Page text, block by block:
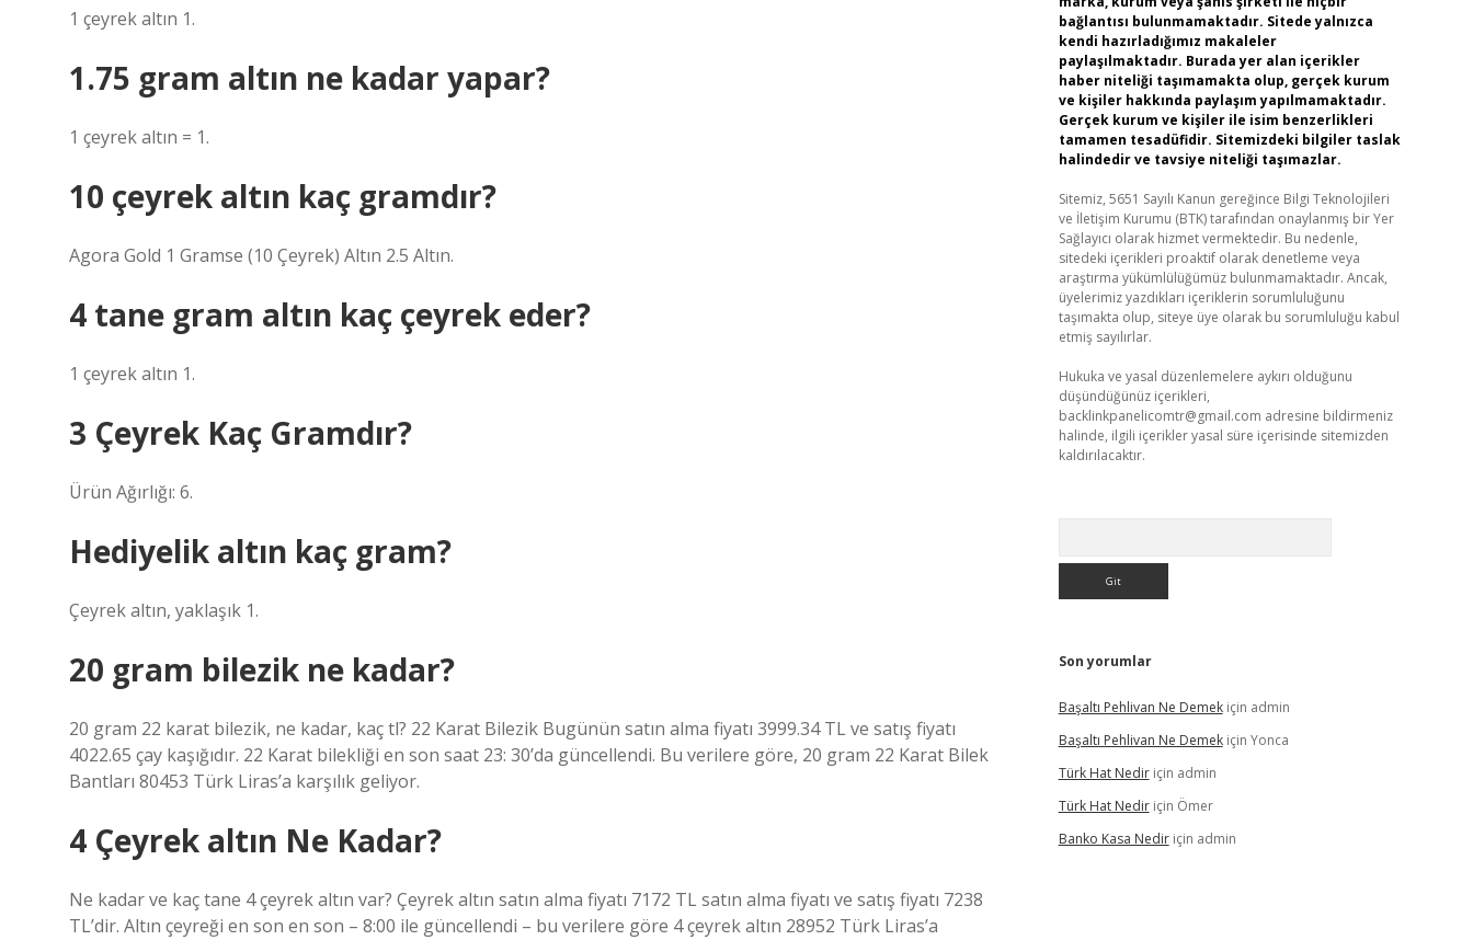
1 çeyrek altın 1.
1.75 gram altın ne kadar yapar?
1 çeyrek altın = 1.
10 çeyrek altın kaç gramdır?
Agora Gold 1 Gramse (10 Çeyrek) Altın 2.5 Altın.
4 tane gram altın kaç çeyrek eder?
1 çeyrek altın 1.
3 Çeyrek Kaç Gramdır?
Ürün Ağırlığı: 6.
Hediyelik altın kaç gram?
Çeyrek altın, yaklaşık 1.
20 gram bilezik ne kadar?
20 gram 22 karat bilezik, ne kadar, kaç tl? 22 Karat Bilezik Bugünün satın alma fiyatı 3999.34 TL ve satış fiyatı
4022.65 çay kaşığıdır. 22 Karat bilekliği en son saat 23: 30’da güncellendi. Bu verilere göre, 20 gram 22 Karat Bilek
Bantları 80453 Türk Liras’a karşılık geliyor.
4 Çeyrek altın Ne Kadar?
Ne kadar ve kaç tane 4 çeyrek altın var? Çeyrek altın satın alma fiyatı 7172 TL satın alma fiyatı ve satış fiyatı 7238
TL’dir. Altın çeyreği en son en son – 8:00 ile güncellendi – bu verilere göre 4 çeyrek altın 28952 Türk Liras’a
bağlantısı bulunmamaktadır. Sitede yalnızca
kendi hazırladığımız makaleler
paylaşılmaktadır. Burada yer alan içerikler
haber niteliği taşımamakta olup, gerçek kurum
ve kişiler hakkında paylaşım yapılmamaktadır.
Gerçek kurum ve kişiler ile isim benzerlikleri
tamamen tesadüfidir. Sitemizdeki bilgiler taslak
halindedir ve tavsiye niteliği taşımazlar.
Sitemiz, 5651 Sayılı Kanun gereğince Bilgi Teknolojileri
ve İletişim Kurumu (BTK) tarafından onaylanmış bir Yer
Sağlayıcı olarak hizmet vermektedir. Bu nedenle,
sitedeki içerikleri proaktif olarak denetleme veya
araştırma yükümlülüğümüz bulunmamaktadır. Ancak,
üyelerimiz yazdıkları içeriklerin sorumluluğunu
taşımakta olup, siteye üye olarak bu sorumluluğu kabul
etmiş sayılırlar.
Hukuka ve yasal düzenlemelere aykırı olduğunu
düşündüğünüz içerikleri,
backlinkpanelicomtr@gmail.com adresine bildirmeniz
halinde, ilgili içerikler yasal süre içerisinde sitemizden
kaldırılacaktır.
Son yorumlar
Başaltı Pehlivan Ne Demekiçin admin
Başaltı Pehlivan Ne Demekiçin Yonca
Türk Hat Nediriçin admin
Türk Hat Nediriçin Ömer
Banko Kasa Nediriçin admin